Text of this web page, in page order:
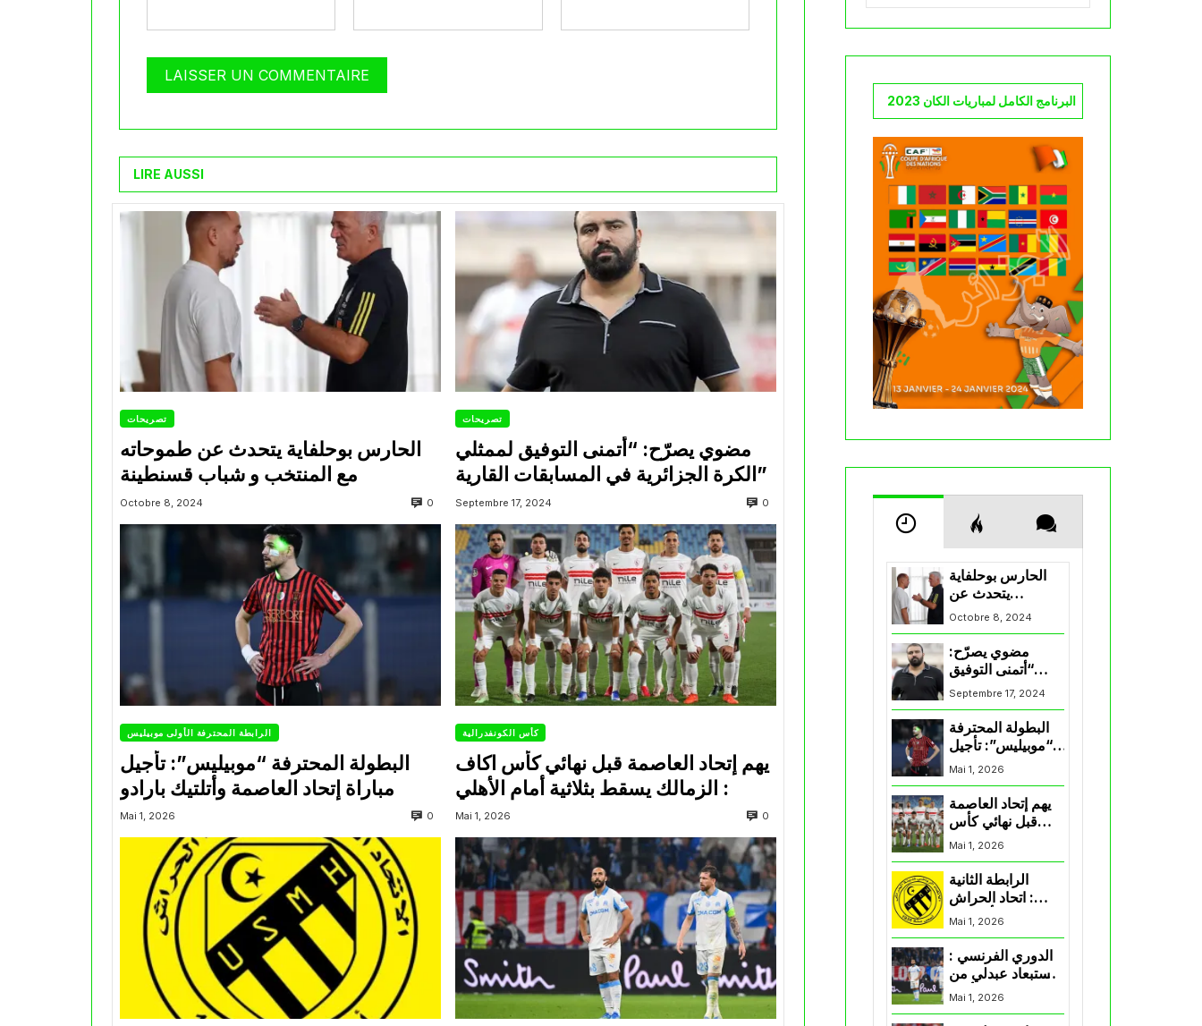
LIRE AUSSI
تصريحات
الحارس بوحلفاية يتحدث عن طموحاته
مع المنتخب و شباب قسنطينة
Octobre 8, 2024 0
تصريحات
مضوي يصرّح: “أتمنى التوفيق لممثلي
الكرة الجزائرية في المسابقات القارية”
Septembre 17, 2024 0
الرابطة المحترفة الأولى موبيليس
البطولة المحترفة “موبيليس”: تأجيل
مباراة إتحاد العاصمة وأتلتيك بارادو
Mai 1, 2026 0
كأس الكونفدرالية
يهم إتحاد العاصمة قبل نهائي كأس اكاف
Mai 1, 2026 0
البرنامج الكامل لمباريات الكان 2023
الحارس بوحلفاية
يتحدث عن
طموحاته مع
المنتخب و شباب
قسنطينة
Octobre 8, 2024
مضوي يصرّح:
“أتمنى التوفيق
لممثلي الكرة
الجزائرية في
Septembre 17, 2024
البطولة المحترفة
“موبيليس”: تأجيل
مباراة إتحاد
العاصمة وأتلتيك
بارادو
Mai 1, 2026
يهم إتحاد العاصمة
قبل نهائي كأس
اكاف : الزمالك
يسقط بثلاثية أمام
Mai 1, 2026
الرابطة الثانية
: اتحاد الحراش
يحسم التأهل إلى
“البلاي أوف”
Mai 1, 2026
الدوري الفرنسي :
استبعاد عبدلي من
قائمة مرسيليا أمام
Mai 1, 2026